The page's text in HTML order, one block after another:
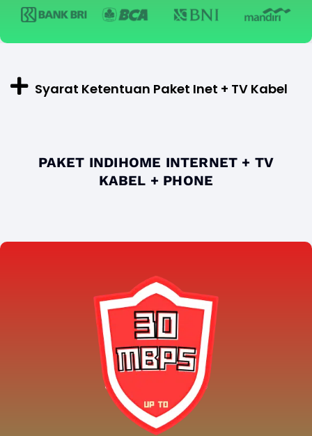
Syarat Ketentuan Paket Inet + TV Kabel
PAKET INDIHOME INTERNET + TV
KABEL + PHONE